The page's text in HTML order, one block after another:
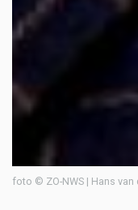
foto © ZO-NWS | Hans van